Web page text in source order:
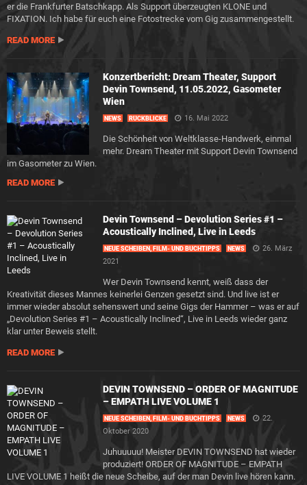
er die Frankfurter Batschkapp. Als Support überzeugten KLONE und
FIXATION. Ich habe für euch eine Fotostrecke vom Gig zusammengestellt.
READ MORE
Konzertbericht: Dream Theater, Support
Devin Townsend, 11.05.2022, Gasometer
Wien
NEWS RÜCKBLICKE 16. Mai 2022
Die Schönheit von Weltklasse-Handwerk, einmal
mehr. Dream Theater mit Support Devin Townsend
im Gasometer zu Wien.
READ MORE
Devin Townsend – Devolution Series #1 –
Acoustically Inclined, Live in Leeds
NEUE SCHEIBEN, FILM- UND BUCHTIPPS NEWS
26. März
2021
Wer Devin Townsend kennt, weiß dass der
Kreativität dieses Mannes keinerlei Genzen gesetzt sind. Und live ist er
immer wieder absolut sehenswert und seine Gigs der Hammer – was er auf
„Devolution Series #1 – Acoustically Inclined“, Live in Leeds wieder ganz
klar unter Beweis stellt.
READ MORE
DEVIN TOWNSEND – ORDER OF MAGNITUDE
– EMPATH LIVE VOLUME 1
NEUE SCHEIBEN, FILM- UND BUCHTIPPS NEWS
22.
Oktober 2020
Juhuuuuu! Meister DEVIN TOWNSEND hat wieder
produziert! ORDER OF MAGNITUDE – EMPATH
LIVE VOLUME 1 heißt die neue Scheibe, auf der man Devin live hören kann.